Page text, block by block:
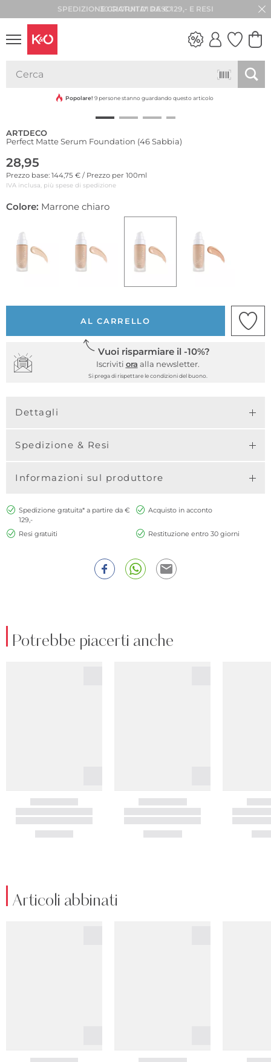
30 GIORNI DI RESO
VIBES
Popolare! 9 persone stanno guardando questo articolo
ARTDECO
Perfect Matte Serum Foundation (46 Sabbia)
28,95
Prezzo base: 144,75 € / Prezzo per 100ml
IVA inclusa, più spese di spedizione
Colore: Marrone chiaro
AL CARRELLO
Vuoi risparmiare il -10%?
Iscriviti ora alla newsletter.
Si prega di rispettare le condizioni del buono.
Dettagli
Spedizione & Resi
Informazioni sul produttore
Spedizione gratuita* a partire da €
129,-
Acquisto in acconto
Resi gratuiti Restituzione entro 30 giorni
Potrebbe piacerti anche
Articoli abbinati